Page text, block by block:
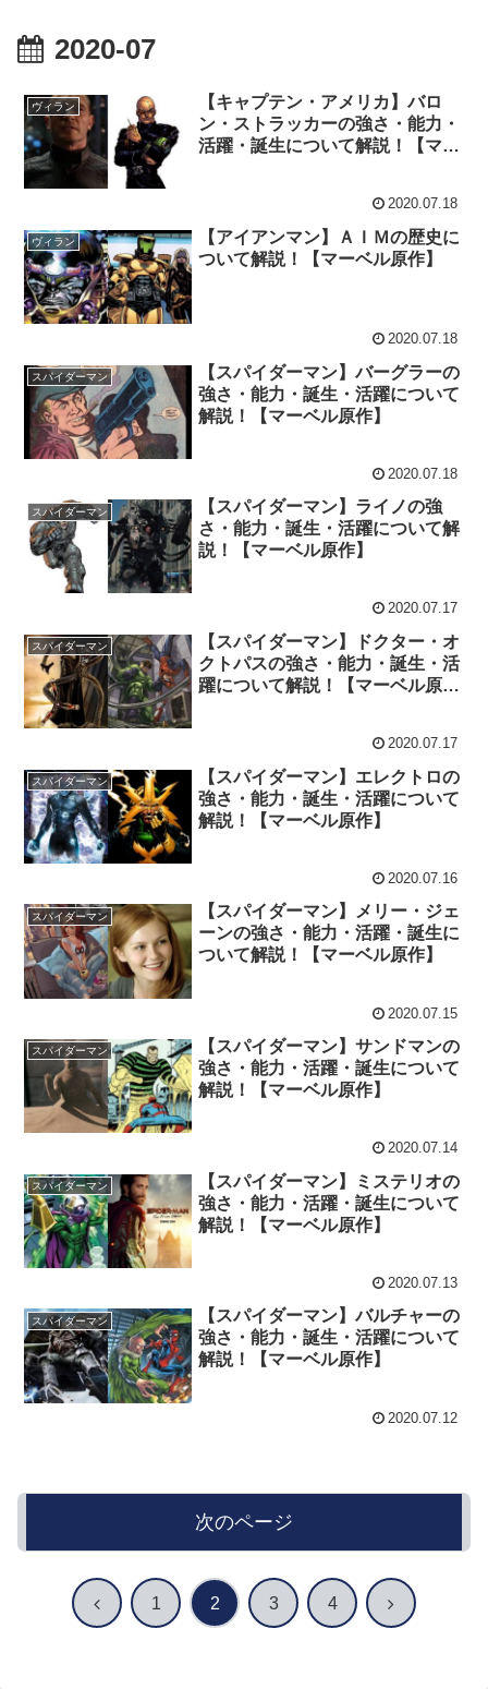
2020-07
ヴィラン
【キャプテン・アメリカ】バロ
ン・ストラッカーの強さ・能力・
活躍・誕生について解説！【マー
2020.07.18
ヴィラン
【アイアンマン】ＡＩＭの歴史に
ついて解説！【マーベル原作】
2020.07.18
スパイダーマン
【スパイダーマン】バーグラーの
強さ・能力・誕生・活躍について
解説！【マーベル原作】
2020.07.18
スパイダーマン
【スパイダーマン】ライノの強
さ・能力・誕生・活躍について解
説！【マーベル原作】
2020.07.17
スパイダーマン
【スパイダーマン】ドクター・オ
クトパスの強さ・能力・誕生・活
躍について解説！【マーベル原
2020.07.17
スパイダーマン
【スパイダーマン】エレクトロの
強さ・能力・誕生・活躍について
解説！【マーベル原作】
2020.07.16
スパイダーマン
【スパイダーマン】メリー・ジェ
ーンの強さ・能力・活躍・誕生に
ついて解説！【マーベル原作】
2020.07.15
スパイダーマン
【スパイダーマン】サンドマンの
強さ・能力・活躍・誕生について
解説！【マーベル原作】
2020.07.14
スパイダーマン
【スパイダーマン】ミステリオの
強さ・能力・活躍・誕生について
解説！【マーベル原作】
2020.07.13
スパイダーマン
【スパイダーマン】バルチャーの
強さ・能力・誕生・活躍について
解説！【マーベル原作】
2020.07.12
次のページ
前 1 2 3 4 次